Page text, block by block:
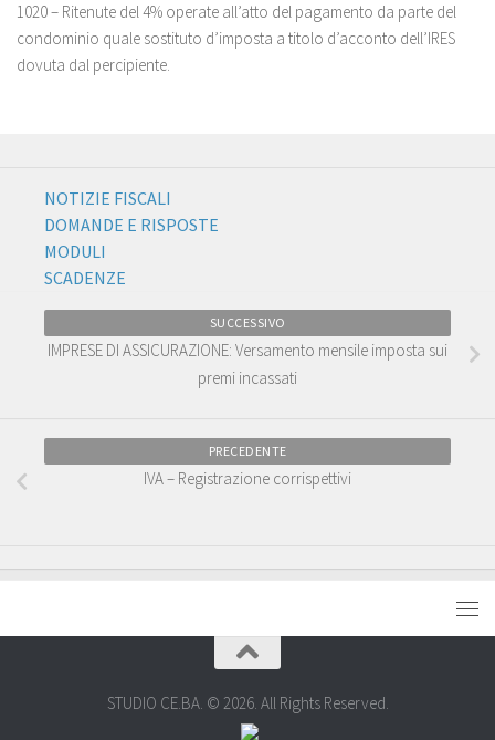
1020 – Ritenute del 4% operate all’atto del pagamento da parte del
condominio quale sostituto d’imposta a titolo d’acconto dell’IRES
dovuta dal percipiente.
NOTIZIE FISCALI
DOMANDE E RISPOSTE
MODULI
SCADENZE
SUCCESSIVO
IMPRESE DI ASSICURAZIONE: Versamento mensile imposta sui
premi incassati
PRECEDENTE
IVA – Registrazione corrispettivi
STUDIO CE.BA. © 2026. All Rights Reserved.